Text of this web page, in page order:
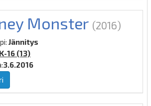
Monster (2016)
Jännitys
K-16 (13)
3.6.2016